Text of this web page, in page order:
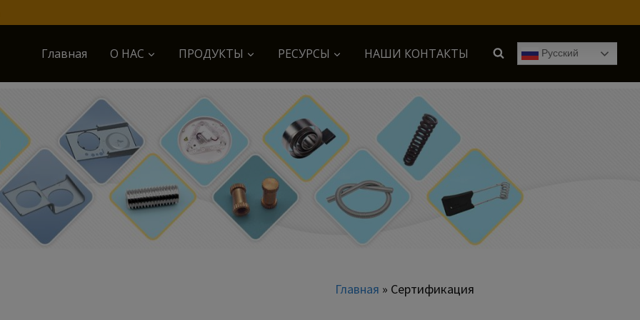
Главная О НАС ПРОДУКТЫ РЕСУРСЫ НАШИ КОНТАКТЫ Русский
Главная » Сертификация